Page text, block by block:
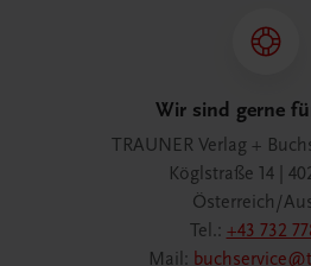
Wir sind gerne
TRAUNER Verlag +
Köglstraße 14 |
Österreich/
Tel.: +43 732
Mail: